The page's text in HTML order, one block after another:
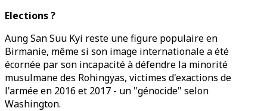
Elections ?
Aung San Suu Kyi reste une figure populaire en
Birmanie, même si son image internationale a été
écornée par son incapacité à défendre la minorité
musulmane des Rohingyas, victimes d'exactions de
l'armée en 2016 et 2017 - un "génocide" selon
Washington.